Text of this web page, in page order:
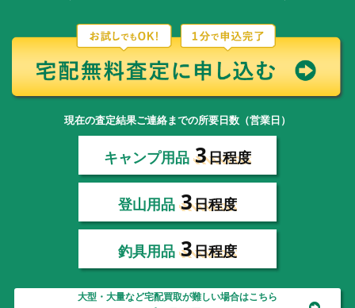
現在の査定結果ご連絡までの所要日数（営業日）
キャンプ用品 3日程度
登山用品 3日程度
釣具用品 3日程度
大型・大量など宅配買取が難しい場合はこちら